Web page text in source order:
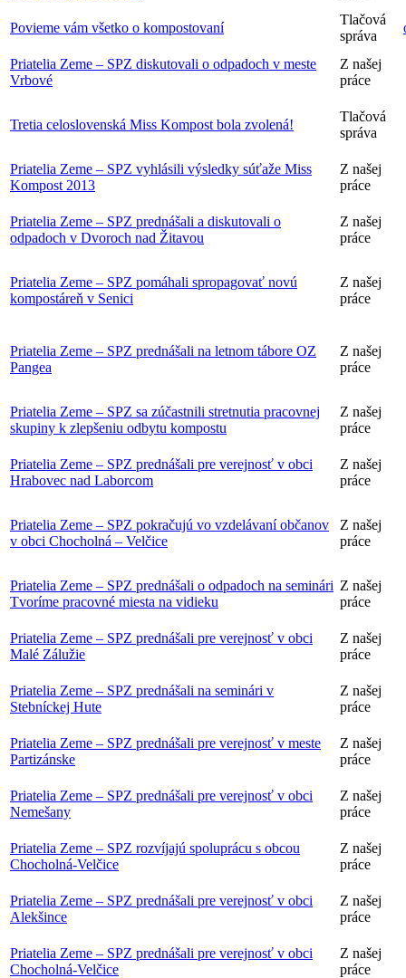
Povieme vám všetko o kompostovaní
Tlačová
správa
Priatelia Zeme – SPZ diskutovali o odpadoch v meste
Vrbové
Z našej
práce
Tretia celoslovenská Miss Kompost bola zvolená!
Tlačová
správa
Priatelia Zeme – SPZ vyhlásili výsledky súťaže Miss
Kompost 2013
Z našej
práce
Priatelia Zeme – SPZ prednášali a diskutovali o
odpadoch v Dvoroch nad Žitavou
Z našej
práce
Priatelia Zeme – SPZ pomáhali spropagovať novú
kompostáreň v Senici
Z našej
práce
Priatelia Zeme – SPZ prednášali na letnom tábore OZ
Pangea
Z našej
práce
Priatelia Zeme – SPZ sa zúčastnili stretnutia pracovnej
skupiny k zlepšeniu odbytu kompostu
Z našej
práce
Priatelia Zeme – SPZ prednášali pre verejnosť v obci
Hrabovec nad Laborcom
Z našej
práce
Priatelia Zeme – SPZ pokračujú vo vzdelávaní občanov
v obci Chocholná – Velčice
Z našej
práce
Priatelia Zeme – SPZ prednášali o odpadoch na seminári
Tvoríme pracovné miesta na vidieku
Z našej
práce
Priatelia Zeme – SPZ prednášali pre verejnosť v obci
Malé Zálužie
Z našej
práce
Priatelia Zeme – SPZ prednášali na seminári v
Stebníckej Hute
Z našej
práce
Priatelia Zeme – SPZ prednášali pre verejnosť v meste
Partizánske
Z našej
práce
Priatelia Zeme – SPZ prednášali pre verejnosť v obci
Nemešany
Z našej
práce
Priatelia Zeme – SPZ rozvíjajú spoluprácu s obcou
Chocholná-Velčice
Z našej
práce
Priatelia Zeme – SPZ prednášali pre verejnosť v obci
Alekšince
Z našej
práce
Priatelia Zeme – SPZ prednášali pre verejnosť v obci
Chocholná-Velčice
Z našej
práce